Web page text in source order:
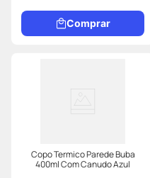
Comprar
Copo Termico Parede Buba
400ml Com Canudo Azul